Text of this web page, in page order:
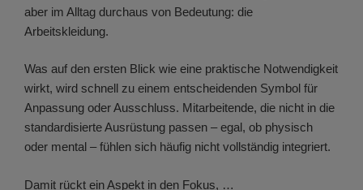
aber im Alltag durchaus von Bedeutung: die
Arbeitskleidung.
Was auf den ersten Blick wie eine praktische Notwendigkeit
wirkt, wird schnell zu einem entscheidenden Symbol für
Anpassung oder Ausschluss. Mitarbeitende, die nicht in die
standardisierte Ausrüstung passen – egal, ob physisch
oder mental – fühlen sich häufig nicht vollständig integriert.
Damit rückt ein Aspekt in den Fokus, …